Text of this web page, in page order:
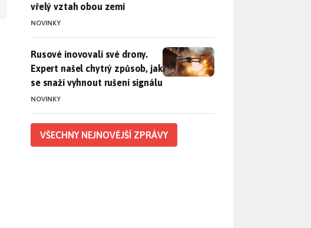
vřelý vztah obou zemí
NOVINKY
Rusové inovovali své drony. Expert našel chytrý způsob, jak se
Rusové inovovali své drony.
Expert našel chytrý způsob, jak
se snaží vyhnout rušení signálu
NOVINKY
VŠECHNY NEJNOVĚJŠÍ ZPRÁVY